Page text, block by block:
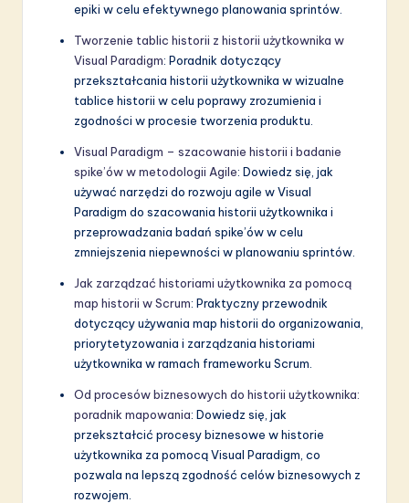
epiki w celu efektywnego planowania sprintów.
Tworzenie tablic historii z historii użytkownika w
Visual Paradigm: Poradnik dotyczący
przekształcania historii użytkownika w wizualne
tablice historii w celu poprawy zrozumienia i
zgodności w procesie tworzenia produktu.
Visual Paradigm – szacowanie historii i badanie
spike’ów w metodologii Agile: Dowiedz się, jak
używać narzędzi do rozwoju agile w Visual
Paradigm do szacowania historii użytkownika i
przeprowadzania badań spike’ów w celu
zmniejszenia niepewności w planowaniu sprintów.
Jak zarządzać historiami użytkownika za pomocą
map historii w Scrum: Praktyczny przewodnik
dotyczący używania map historii do organizowania,
priorytetyzowania i zarządzania historiami
użytkownika w ramach frameworku Scrum.
Od procesów biznesowych do historii użytkownika:
poradnik mapowania: Dowiedz się, jak
przekształcić procesy biznesowe w historie
użytkownika za pomocą Visual Paradigm, co
pozwala na lepszą zgodność celów biznesowych z
rozwojem.